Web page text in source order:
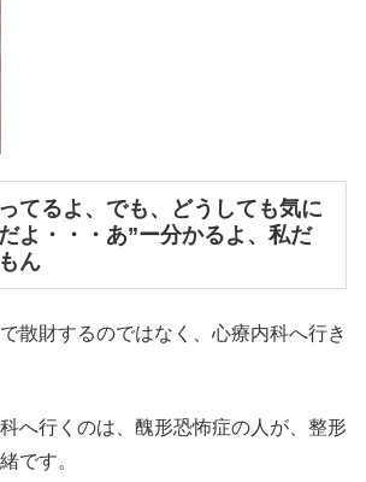
てるよ、でも、どうしても気に
よ・・・あ”ー分かるよ、私だ
ん
散財するのではなく、心療内科へ行き
へ行くのは、醜形恐怖症の人が、整形
です。